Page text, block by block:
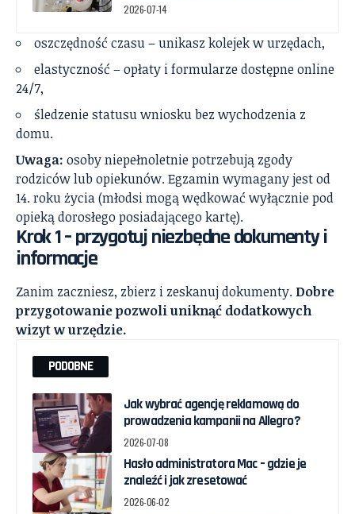
2026-07-14
oszczędność czasu – unikasz kolejek w urzędach,
elastyczność – opłaty i formularze dostępne online
24/7,
śledzenie statusu wniosku bez wychodzenia z
domu.
Uwaga: osoby niepełnoletnie potrzebują zgody
rodziców lub opiekunów. Egzamin wymagany jest od
14. roku życia (młodsi mogą wędkować wyłącznie pod
opieką dorosłego posiadającego kartę).
Krok 1 – przygotuj niezbędne dokumenty i
informacje
Zanim zaczniesz, zbierz i zeskanuj dokumenty. Dobre
przygotowanie pozwoli uniknąć dodatkowych
wizyt w urzędzie.
PODOBNE
Jak wybrać agencję reklamową do
prowadzenia kampanii na Allegro?
2026-07-08
Hasło administratora Mac – gdzie je
znaleźć i jak zresetować
2026-06-02